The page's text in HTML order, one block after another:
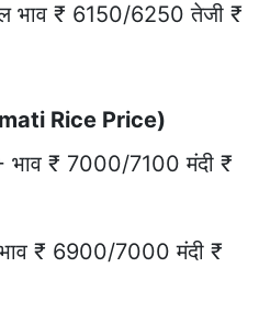
भाव ₹ 6150/6250 तेजी ₹
Rice Price)
भाव ₹ 7000/7100 मंदी ₹
₹ 6900/7000 मंदी ₹